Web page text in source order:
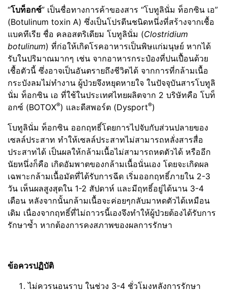
“โบท็อกซ์” เป็นชื่อทางการค้าของสาร “โบทูลินั่ม ท็อกซิน เอ”
(Botulinum toxin A) ซึ่งเป็นโปรตีนชนิดหนึ่งที่สร้างจากเชื้อ
แบคทีเรีย ชื่อ คลอสตริเดียม โบทูลินั่ม (Clostridium
botulinum) ที่ก่อให้เกิดโรคอาหารเป็นพิษแก่มนุษย์ หากได้
รับในปริมาณมากๆ เช่น จากอาหารกระป๋องที่ปนเปื้อนด้วย
เชื้อตัวนี้ ซึ่งอาจเป็นอันตรายถึงชีวิตได้ จากการที่กล้ามเนื้อ
กระบังลมไม่ทำงาน ผู้ป่วยจึงหยุดหายใจ ในปัจจุบันสารโบทูลิ
นั่ม ท็อกซิน เอ ที่ใช้ในประเทศไทยผลิตจาก 2 บริษัทคือ โบท็
อกซ์ (BOTOX®) และดีสพอร์ต (Dysport®)
โบทูลินั่ม ท็อกซิน ออกฤทธิ์โดยการไปจับกับส่วนปลายของ
เซลล์ประสาท ทำให้เซลล์ประสาทไม่สามารถหลั่งสารสื่อ
ประสาทได้ เป็นผลให้กล้ามเนื้อไม่สามารถหดตัวได้ หรืออีก
นัยหนึ่งก็คือ เกิดอัมพาตของกล้ามเนื้อนั่นเอง โดยจะเกิดผล
เฉพาะกล้ามเนื้อมัดที่ได้รับการฉีด เริ่มออกฤทธิ์ภายใน 2-3
วัน เห็นผลสูงสุดใน 1-2 สัปดาห์ และมีฤทธิ์อยู่ได้นาน 3-4
เดือน หลังจากนั้นกล้ามเนื้อจะค่อยๆกลับมาหดตัวได้เหมือน
เดิม เนื่องจากฤทธิ์ที่ไม่ถาวรนี้เองจึงทำให้ผู้ป่วยต้องได้รับการ
รักษาซ้ำ หากต้องการคงสภาพของผลการรักษา
ข้อควรปฏิบัติ
ไม่ควรนอนราบ ในช่วง 3-4 ชั่วโมงหลังการรักษา